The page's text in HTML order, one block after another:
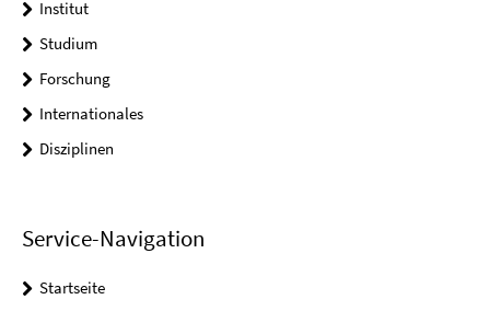
Institut
Studium
Forschung
Internationales
Disziplinen
Service-Navigation
Startseite